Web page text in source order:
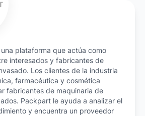
plataforma que actúa como
interesados y fabricantes de
Los clientes de la industria
farmacéutica y cosmética
fabricantes de maquinaria de
Packpart le ayuda a analizar el
y encuentra un proveedor